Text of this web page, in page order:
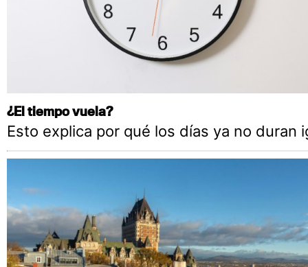
¿El tiempo vuela?
Esto explica por qué los días ya no duran